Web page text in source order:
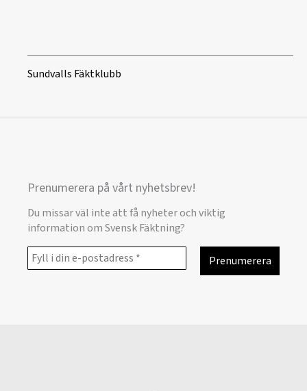
Sundvalls Fäktklubb
Prenumerera på vårt nyhetsbrev!
Du missar väl inte att få nyheter och viktig
information om Svensk Fäktning?